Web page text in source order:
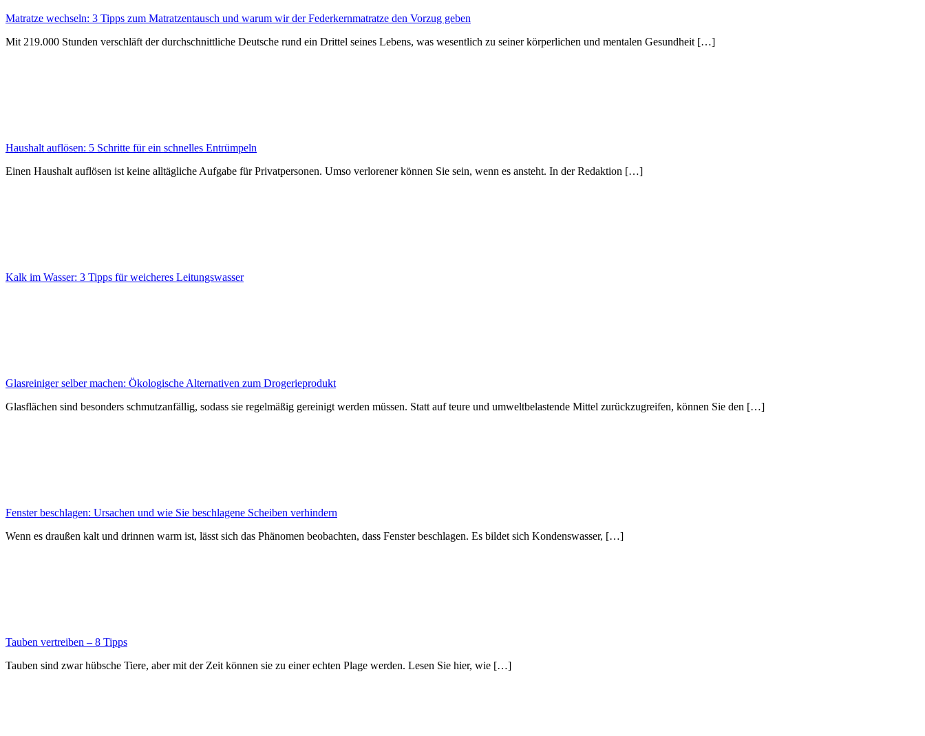
Matratze wechseln: 3 Tipps zum Matratzentausch und warum wir der Federkernmatratze den Vorzug geben
Mit 219.000 Stunden verschläft der durchschnittliche Deutsche rund ein Drittel seines Lebens, was wesentlich zu seiner körperlichen und mentalen Gesundheit […]
Haushalt auflösen: 5 Schritte für ein schnelles Entrümpeln
Einen Haushalt auflösen ist keine alltägliche Aufgabe für Privatpersonen. Umso verlorener können Sie sein, wenn es ansteht. In der Redaktion […]
Kalk im Wasser: 3 Tipps für weicheres Leitungswasser
Glasreiniger selber machen: Ökologische Alternativen zum Drogerieprodukt
Glasflächen sind besonders schmutzanfällig, sodass sie regelmäßig gereinigt werden müssen. Statt auf teure und umweltbelastende Mittel zurückzugreifen, können Sie den […]
Fenster beschlagen: Ursachen und wie Sie beschlagene Scheiben verhindern
Wenn es draußen kalt und drinnen warm ist, lässt sich das Phänomen beobachten, dass Fenster beschlagen. Es bildet sich Kondenswasser, […]
Tauben vertreiben – 8 Tipps
Tauben sind zwar hübsche Tiere, aber mit der Zeit können sie zu einer echten Plage werden. Lesen Sie hier, wie […]